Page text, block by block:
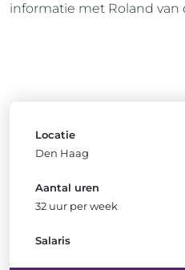
informatie met Roland van
Locatie
Den Haag
Aantal uren
32 uur per week
Salaris